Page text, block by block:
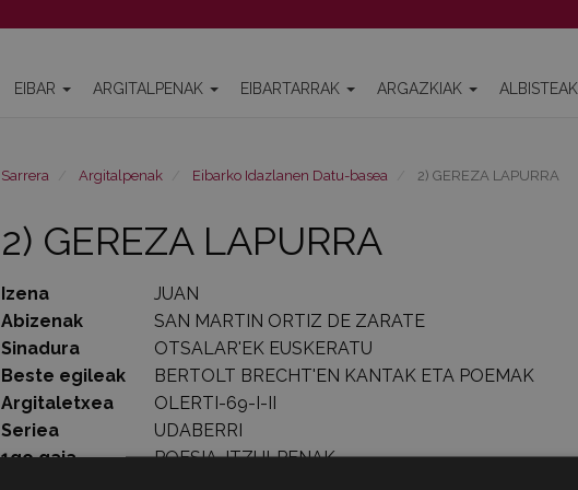
EIBAR ARGITALPENAK EIBARTARRAK ARGAZKIAK ALBISTEAK
Sarrera Argitalpenak Eibarko Idazlanen Datu-basea 2) GEREZA LAPURRA
2) GEREZA LAPURRA
Izena
JUAN
Abizenak
SAN MARTIN ORTIZ DE ZARATE
Sinadura
OTSALAR'EK EUSKERATU
Beste egileak
BERTOLT BRECHT'EN KANTAK ETA POEMAK
Argitaletxea
OLERTI-69-I-II
Seriea
UDABERRI
1go gaia
POESIA-ITZULPENAK